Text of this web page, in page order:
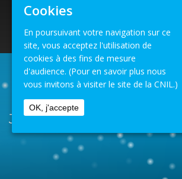
ACCUEIL ORGANISATEUR JEAN-MARC
Jean-Marc Grouhan
Cookies
En poursuivant votre navigation sur ce
site, vous acceptez l'utilisation de
cookies à des fins de mesure
d'audience. (Pour en savoir plus nous
vous invitons à visiter le site de la CNIL.)
OK, j'accepte